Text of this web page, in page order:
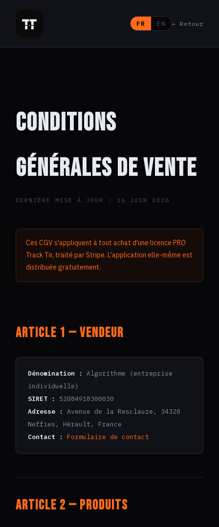
FR EN ← Retour
Conditions
Générales de Vente
DERNIÈRE MISE À JOUR : 16 JUIN 2026
Ces CGV s'appliquent à tout achat d'une licence PRO
Track Tir, traité par Stripe. L'application elle-même est
distribuée gratuitement.
Article 1 — Vendeur
Dénomination :
Algorithme (entreprise
individuelle)
SIRET :
52084918300030
Adresse :
Avenue de la Resclauze, 34320
Neffies, Hérault, France
Contact :
Formulaire de contact
Article 2 — Produits